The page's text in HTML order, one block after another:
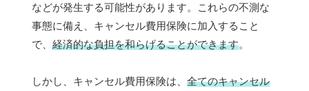
などが発生する可能性があります。これらの不測な
事態に備え、キャンセル費用保険に加入すること
で、 経済的な負担を和らげることができます。
しかし、キャンセル費用保険は、 全てのキャンセル